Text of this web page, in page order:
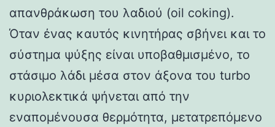
απανθράκωση του λαδιού (oil coking).
Όταν ένας καυτός κινητήρας σβήνει και το
σύστημα ψύξης είναι υποβαθμισμένο, το
στάσιμο λάδι μέσα στον άξονα του turbo
κυριολεκτικά ψήνεται από την
εναπομένουσα θερμότητα, μετατρεπόμενο